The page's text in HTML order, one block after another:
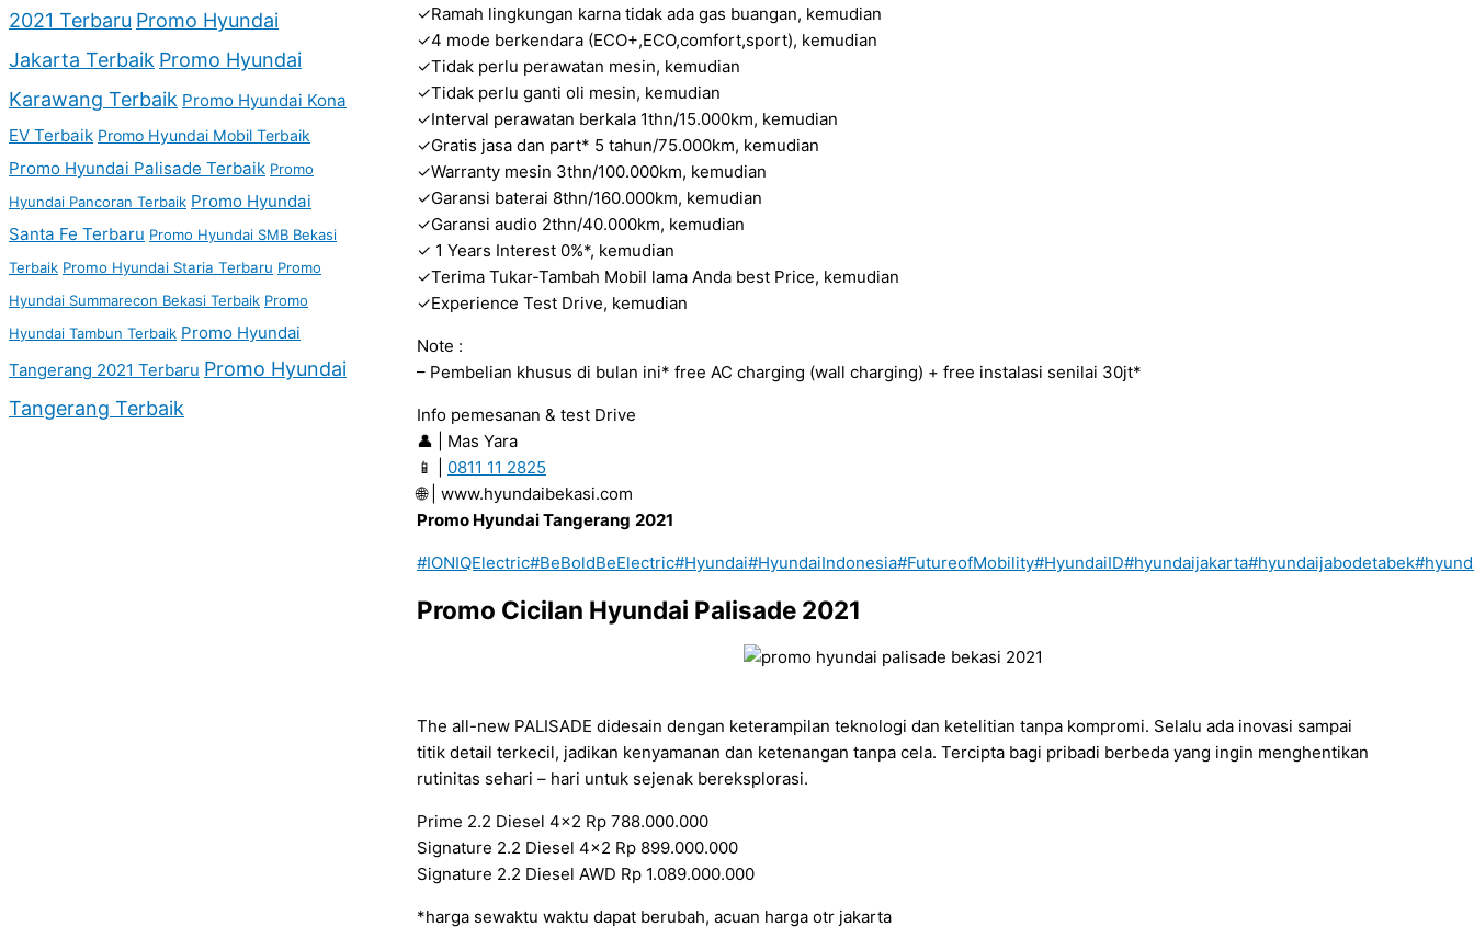
2021 Terbaru Promo Hyundai
Jakarta Terbaik Promo Hyundai
Karawang Terbaik Promo Hyundai Kona
EV Terbaik Promo Hyundai Mobil Terbaik
Promo Hyundai Palisade Terbaik Promo
Hyundai Pancoran Terbaik Promo Hyundai
Santa Fe Terbaru Promo Hyundai SMB Bekasi
Terbaik Promo Hyundai Staria Terbaru Promo
Hyundai Summarecon Bekasi Terbaik Promo
Hyundai Tambun Terbaik Promo Hyundai
Tangerang 2021 Terbaru Promo Hyundai
Tangerang Terbaik
✓Ramah lingkungan karna tidak ada gas buangan, kemudian
✓4 mode berkendara (ECO+,ECO,comfort,sport), kemudian
✓Tidak perlu perawatan mesin, kemudian
✓Tidak perlu ganti oli mesin, kemudian
✓Interval perawatan berkala 1thn/15.000km, kemudian
✓Gratis jasa dan part* 5 tahun/75.000km, kemudian
✓Warranty mesin 3thn/100.000km, kemudian
✓Garansi baterai 8thn/160.000km, kemudian
✓Garansi audio 2thn/40.000km, kemudian
✓ 1 Years Interest 0%*, kemudian
✓Terima Tukar-Tambah Mobil lama Anda best Price, kemudian
✓Experience Test Drive, kemudian
Note :
– Pembelian khusus di bulan ini* free AC charging (wall charging) + free instalasi senilai 30jt*
Info pemesanan & test Drive
👤 | Mas Yara
📱 | 0811 11 2825
🌐 | www.hyundaibekasi.com
Promo Hyundai Tangerang 2021
#IONIQElectric#BeBoldBeElectric#Hyundai#HyundaiIndonesia#FutureofMobility#HyundaiID#hyundaijakarta#hyundaijabodetabek
Promo Cicilan Hyundai Palisade 2021
The all-new PALISADE didesain dengan keterampilan teknologi dan ketelitian tanpa kompromi. Selalu ada inovasi sampai
titik detail terkecil, jadikan kenyamanan dan ketenangan tanpa cela. Tercipta bagi pribadi berbeda yang ingin menghentikan
rutinitas sehari – hari untuk sejenak bereksplorasi.
Prime 2.2 Diesel 4×2 Rp 788.000.000
Signature 2.2 Diesel 4×2 Rp 899.000.000
Signature 2.2 Diesel AWD Rp 1.089.000.000
*harga sewaktu waktu dapat berubah, acuan harga otr jakarta